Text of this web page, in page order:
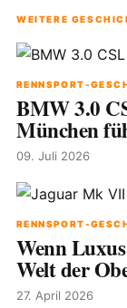
WEITERE
RENNSPORT-
BMW 3.0
München
09. Juli 2026
RENNSPORT-
Wenn
Welt der
27. April 2026